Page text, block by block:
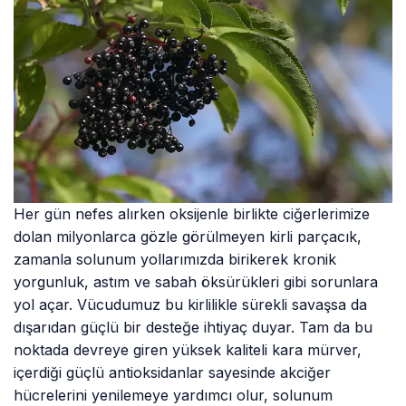
Her gün nefes alırken oksijenle birlikte ciğerlerimize
dolan milyonlarca gözle görülmeyen kirli parçacık,
zamanla solunum yollarımızda birikerek kronik
yorgunluk, astım ve sabah öksürükleri gibi sorunlara
yol açar. Vücudumuz bu kirlilikle sürekli savaşsa da
dışarıdan güçlü bir desteğe ihtiyaç duyar. Tam da bu
noktada devreye giren yüksek kaliteli kara mürver,
içerdiği güçlü antioksidanlar sayesinde akciğer
hücrelerini yenilemeye yardımcı olur, solunum